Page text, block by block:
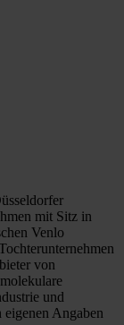
mit Sitz in
Venlo
von
und
Angaben